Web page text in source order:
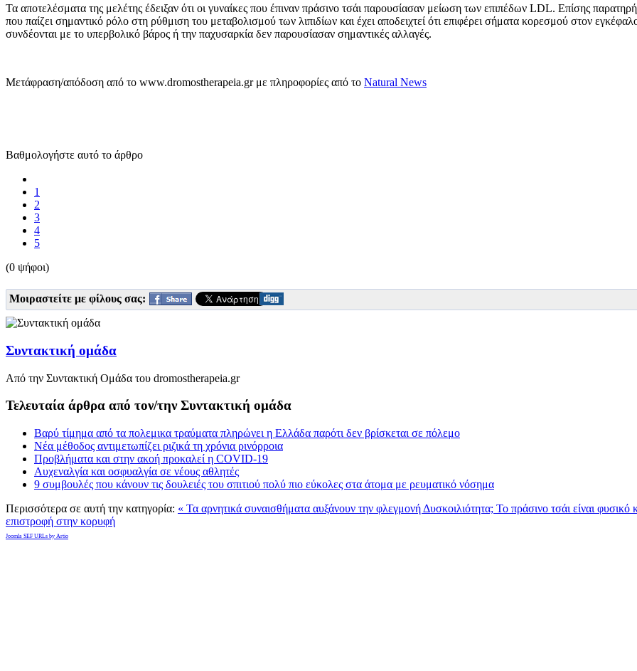
Τα αποτελέσματα της μελέτης έδειξαν ότι οι γυναίκες που έπιναν πράσινο τσάι παρουσίασαν μείωση των επιπέδων LDL. Επίσης
που παίζει σημαντικό ρόλο στη ρύθμιση του μεταβολισμού των λιπιδίων και έχει αποδειχτεί ότι επιφέρει σήματα κορεσμού στον
συνδέονται με το υπερβολικό βάρος ή την παχυσαρκία δεν παρουσίασαν σημαντικές αλλαγές.
Μετάφραση/απόδοση από το www.dromostherapeia.gr με πληροφορίες από το Natural News
Βαθμολογήστε αυτό το άρθρο
1
2
3
4
5
(0 ψήφοι)
Μοιραστείτε με φίλους σας:
Συντακτική ομάδα
Από την Συντακτική Ομάδα του dromostherapeia.gr
Τελευταία άρθρα από τον/την Συντακτική ομάδα
Βαρύ τίμημα από τα πολεμικα τραύματα πληρώνει η Ελλάδα παρότι δεν βρίσκεται σε πόλεμο
Νέα μέθοδος αντιμετωπίζει ριζικά τη χρόνια ρινόρροια
Προβλήματα και στην ακοή προκαλεί η COVID-19
Αυχεναλγία και οσφυαλγία σε νέους αθλητές
9 συμβουλές που κάνουν τις δουλειές του σπιτιού πολύ πιο εύκολες στα άτομα με ρευματικό νόσημα
Περισσότερα σε αυτή την κατηγορία: « Τα αρνητικά συναισθήματα αυξάνουν την φλεγμονή Δυσκοιλιότητα; Το πράσινο τσάι είναι φυσικό
επιστροφή στην κορυφή
Joomla SEF URLs by Artio